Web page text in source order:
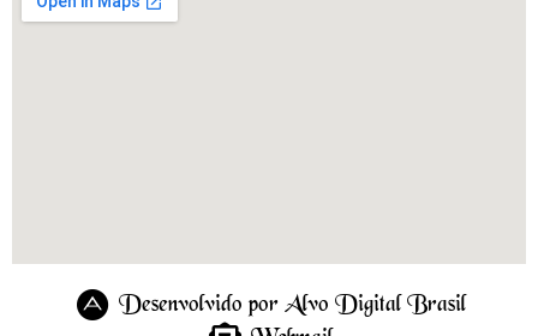
Desenvolvido por Alvo Digital Brasil